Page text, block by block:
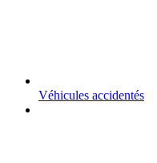
Véhicules accidentés